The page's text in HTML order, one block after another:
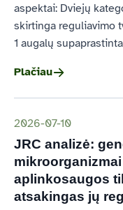
aspektai: Dviejų
skirtinga reguliavimo
1 augalų
Plačiau
2026-07-10
JRC analizė:
aplinkosaugos
atsakingas jų